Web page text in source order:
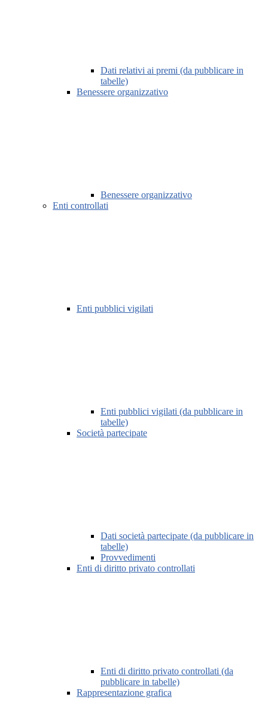
Dati relativi ai premi (da pubblicare in
tabelle)
Benessere organizzativo
Benessere organizzativo
Enti controllati
Enti pubblici vigilati
Enti pubblici vigilati (da pubblicare in
tabelle)
Società partecipate
Dati società partecipate (da pubblicare in
tabelle)
Provvedimenti
Enti di diritto privato controllati
Enti di diritto privato controllati (da
pubblicare in tabelle)
Rappresentazione grafica